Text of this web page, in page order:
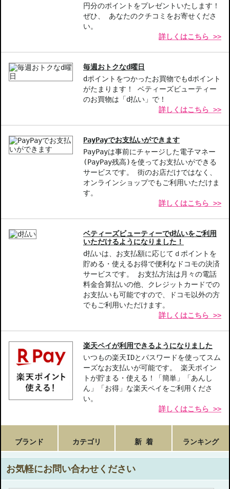
JAN/UPC：0192333242797
お悩み・効果
うるおい 角質ケア
中文的商品説明在這裡（中国語の商品説明）
Product description in English is here（英語説明）
円分のポイントをプレゼントいたします！
ぜひ、 あなたのクチコミをお寄せくださ
い。
詳しくはこちら >>
毎週おトクなd曜日
dポイントをつかったお買物でもdポイント
がたまります！ ベティーズビューティー
のお買物は「d払い」で！
詳しくはこちら >>
PayPayでお支払いができます
PayPayは事前にチャージした電子マネー
(PayPay残高)を使ってお支払いができる
サービスです。 街のお店だけではなく、
オンラインショップでもご利用いただけま
す。
詳しくはこちら >>
ベティーズビューティーでd払いをご利用
いただけるようになりました！
d払いは、お支払額に応じてｄポイントを
貯める・使えるお得で便利なドコモの決済
サービスです。 お支払方法は月々の電話
料金合算払いの他、クレジットカードでの
お支払いも可能ですので、ドコモ以外の方
でもご利用いただけます。
詳しくはこちら >>
楽天ペイが利用できるようになりました
いつもの楽天IDとパスワードを使ってスム
ーズなお支払いが可能です。 楽天ポイン
トが貯まる・使える！「簡単」「あんし
ん」「お得」な楽天ペイをご利用くださ
い。
詳しくはこちら >>
ブランド カテゴリ 新 着 ランキング
お気軽にお問い合わせください